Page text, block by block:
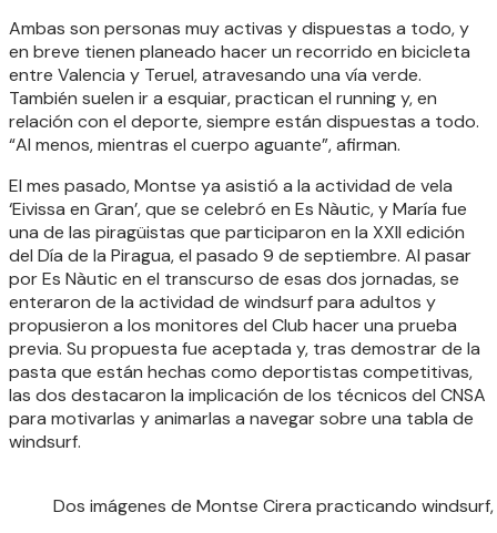
Ambas son personas muy activas y dispuestas a todo, y
en breve tienen planeado hacer un recorrido en bicicleta
entre Valencia y Teruel, atravesando una vía verde.
También suelen ir a esquiar, practican el running y, en
relación con el deporte, siempre están dispuestas a todo.
“Al menos, mientras el cuerpo aguante”, afirman.
El mes pasado, Montse ya asistió a la actividad de vela
‘Eivissa en Gran’, que se celebró en Es Nàutic, y María fue
una de las piragüistas que participaron en la XXII edición
del Día de la Piragua, el pasado 9 de septiembre. Al pasar
por Es Nàutic en el transcurso de esas dos jornadas, se
enteraron de la actividad de windsurf para adultos y
propusieron a los monitores del Club hacer una prueba
previa. Su propuesta fue aceptada y, tras demostrar de la
pasta que están hechas como deportistas competitivas,
las dos destacaron la implicación de los técnicos del CNSA
para motivarlas y animarlas a navegar sobre una tabla de
windsurf.
Dos imágenes de Montse Cirera practicando